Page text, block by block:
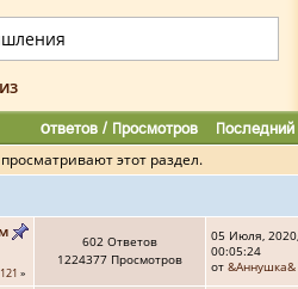
Ответов / Просмотров
этот раздел.
121 »
602 Ответов
1224377 Просмотров
05 Июля, 2020,
00:05:24
от &Аннушка&